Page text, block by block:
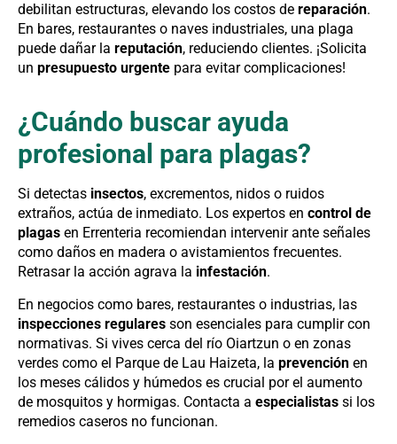
debilitan estructuras, elevando los costos de reparación.
En bares, restaurantes o naves industriales, una plaga
puede dañar la reputación, reduciendo clientes. ¡Solicita
un presupuesto urgente para evitar complicaciones!
¿Cuándo buscar ayuda
profesional para plagas?
Si detectas insectos, excrementos, nidos o ruidos
extraños, actúa de inmediato. Los expertos en control de
plagas en Errenteria recomiendan intervenir ante señales
como daños en madera o avistamientos frecuentes.
Retrasar la acción agrava la infestación.
En negocios como bares, restaurantes o industrias, las
inspecciones regulares son esenciales para cumplir con
normativas. Si vives cerca del río Oiartzun o en zonas
verdes como el Parque de Lau Haizeta, la prevención en
los meses cálidos y húmedos es crucial por el aumento
de mosquitos y hormigas. Contacta a especialistas si los
remedios caseros no funcionan.